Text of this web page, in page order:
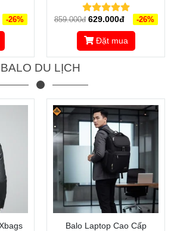
–
-26%
Khóa TSA – Cổng Sạc USB
Tiện Lợi
859.000đ 629.000đ -26%
Đặt mua
BALO DU LỊCH
Balo Laptop Cao Cấp